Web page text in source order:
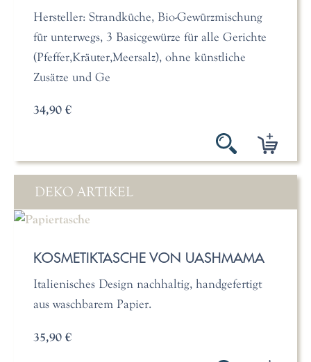
Hersteller: Strandküche, Bio-Gewürzmischung
für unterwegs, 3 Basicgewürze für alle Gerichte
(Pfeffer,Kräuter,Meersalz), ohne künstliche
Zusätze und Ge
34,90 €
DEKO ARTIKEL
KOSMETIKTASCHE VON UASHMAMA
Italienisches Design nachhaltig, handgefertigt
aus waschbarem Papier.
35,90 €